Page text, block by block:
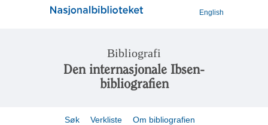
English
Bibliografi
Den internasjonale Ibsen-
bibliografien
Søk Verkliste Om bibliografien